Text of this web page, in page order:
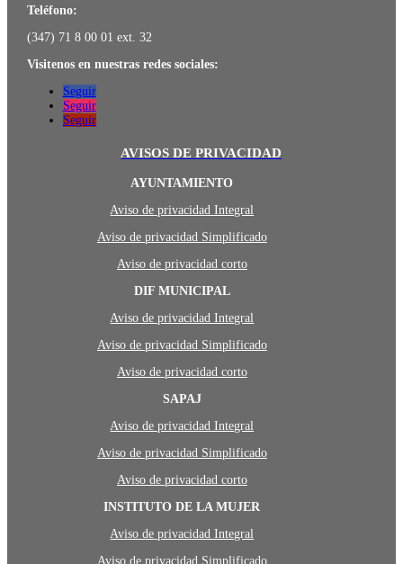
Teléfono:
(347) 71 8 00 01 ext. 32
Visitenos en nuestras redes sociales:
Seguir
Seguir
Seguir
AVISOS DE PRIVACIDAD
AYUNTAMIENTO
Aviso de privacidad Integral
Aviso de privacidad Simplificado
Aviso de privacidad corto
DIF MUNICIPAL
Aviso de privacidad Integral
Aviso de privacidad Simplificado
Aviso de privacidad corto
SAPAJ
Aviso de privacidad Integral
Aviso de privacidad Simplificado
Aviso de privacidad corto
INSTITUTO DE LA MUJER
Aviso de privacidad Integral
Aviso de privacidad Simplificado